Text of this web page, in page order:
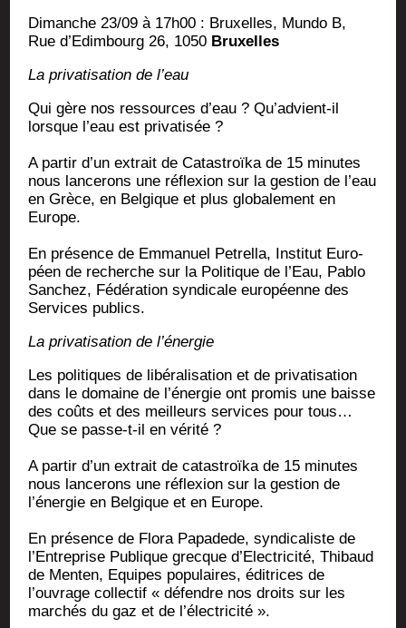
Dimanche 23/09 à 17h00 : Bruxelles, Mun­do B,
Rue d’E­dim­bourg 26, 1050 Bruxelles
La pri­va­ti­sa­tion de l’eau
Qui gère nos res­sources d’eau ? Qu’advient-il
lorsque l’eau est privatisée ?
A par­tir d’un extrait de Catas­troï­ka de 15 minutes
nous lan­ce­rons une réflexion sur la ges­tion de l’eau
en Grèce, en Bel­gique et plus glo­ba­le­ment en
Europe.
En pré­sence de Emma­nuel Petrel­la, Ins­ti­tut Euro­
péen de recherche sur la Poli­tique de l’Eau, Pablo
San­chez, Fédé­ra­tion syn­di­cale euro­péenne des
Ser­vices publics.
La pri­va­ti­sa­tion de l’énergie
Les poli­tiques de libé­ra­li­sa­tion et de pri­va­ti­sa­tion
dans le domaine de l’énergie ont pro­mis une baisse
des coûts et des meilleurs ser­vices pour tous…
Que se passe-t-il en vérité ?
A par­tir d’un extrait de catas­troï­ka de 15 minutes
nous lan­ce­rons une réflexion sur la ges­tion de
l’énergie en Bel­gique et en Europe.
En pré­sence de Flo­ra Papa­dede, syn­di­ca­liste de
l’Entreprise Publique grecque d’Electricité, Thi­baud
de Men­ten, Equipes popu­laires, édi­trices de
l’ouvrage col­lec­tif « défendre nos droits sur les
mar­chés du gaz et de l’électricité ».